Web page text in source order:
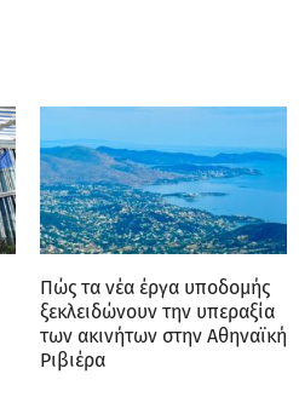
Πώς τα νέα έργα υποδομής
ξεκλειδώνουν την υπεραξία
των ακινήτων στην Αθηναϊκή
Ριβιέρα